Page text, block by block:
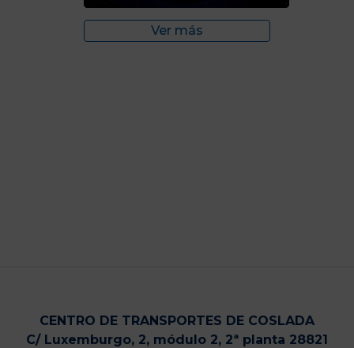
Ver más
CENTRO DE TRANSPORTES DE COSLADA
C/ Luxemburgo, 2, módulo 2, 2ª planta 28821